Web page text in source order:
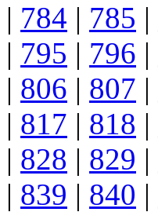
| 784 | 785 |
| 795 | 796 |
| 806 | 807 |
| 817 | 818 |
| 828 | 829 |
| 839 | 840 |